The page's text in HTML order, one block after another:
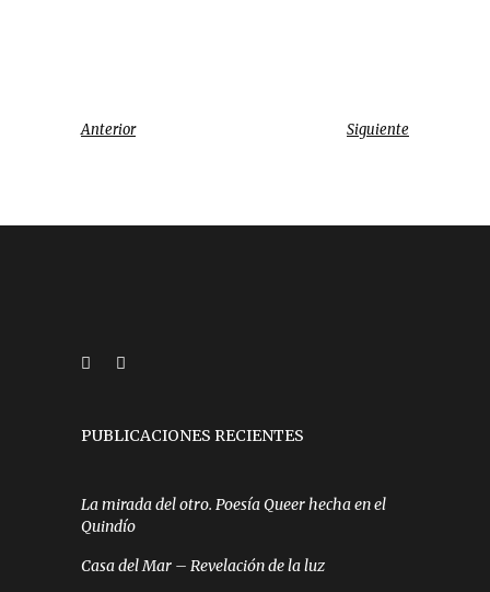
Anterior Siguiente
PUBLICACIONES RECIENTES
La mirada del otro. Poesía Queer hecha en el
Quindío
Casa del Mar – Revelación de la luz